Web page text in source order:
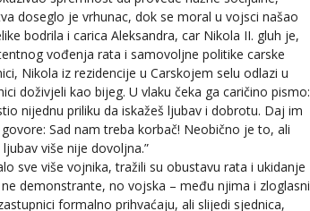
doseglo je vrhunac, dok se moral u vojsci našao
bodrila i carica Aleksandra, car Nikola II. gluh je,
vođenja rata i samovoljne politike carske
Nikola iz rezidencije u Carskojem selu odlazi u
doživjeli kao bijeg. U vlaku čeka ga caričino pismo:
nijednu priliku da iskažeš ljubav i dobrotu. Daj im
Sad nam treba korbač! Neobično je to, ali
više nije dovoljna.”
sve više vojnika, tražili su obustavu rata i ukidanje
demonstrante, no vojska – među njima i zloglasni
formalno prihvaćaju, ali slijedi sjednica,